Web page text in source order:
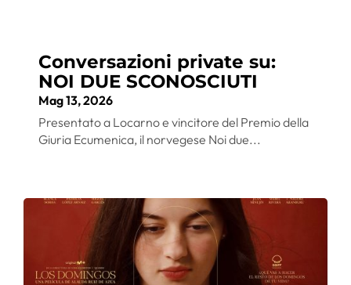
Conversazioni private su:
NOI DUE SCONOSCIUTI
Mag 13, 2026
Presentato a Locarno e vincitore del Premio della
Giuria Ecumenica, il norvegese Noi due...